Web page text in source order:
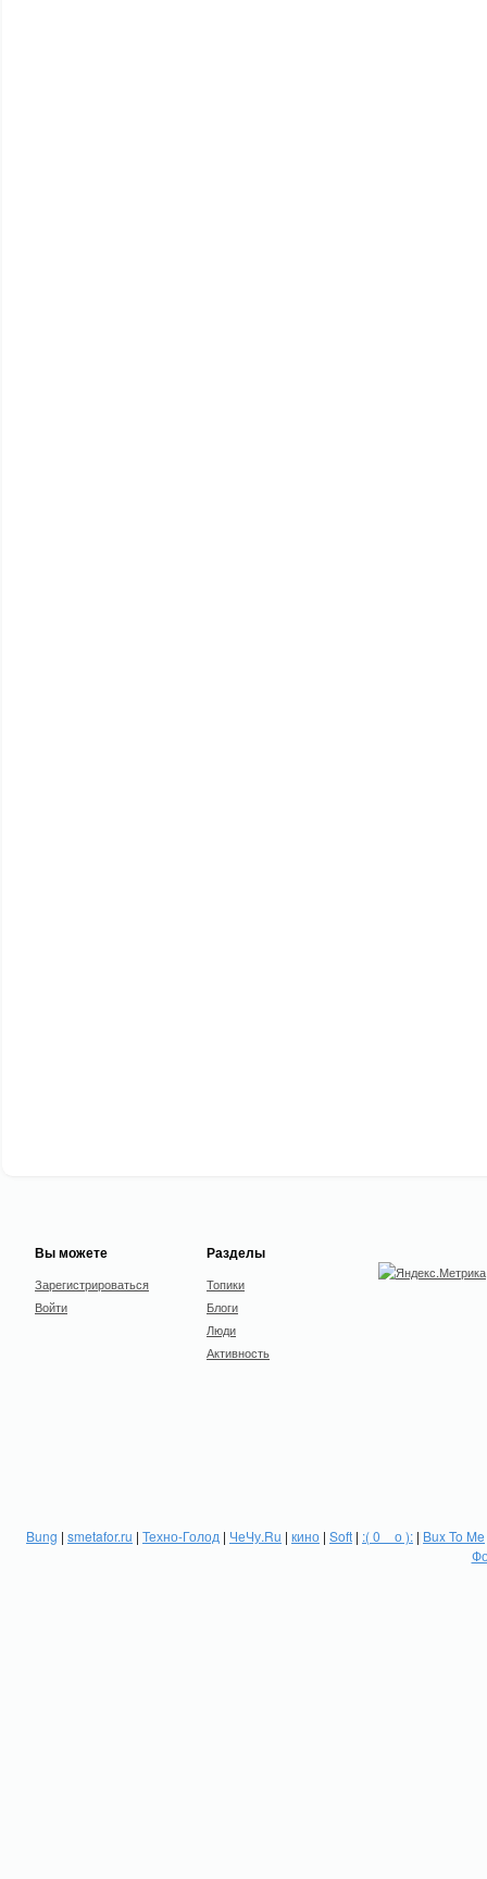
Вы можете
Зарегистрироваться
Войти
Разделы
Топики
Блоги
Люди
Активность
Bung | smetafor.ru | Техно-Голод | ЧеЧу.Ru | кино | Soft | :( 0 _ о ): | Bux To Me